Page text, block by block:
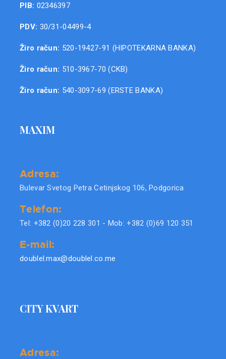
PIB: 02346397
PDV: 30/31-04499-4
Žiro račun: 520-19427-91 (HIPOTEKARNA BANKA)
Žiro račun: 510-3967-70 (CKB)
Žiro račun: 540-3097-69 (ERSTE BANKA)
MAXIM
Adresa:
Bulevar Svetog Petra Cetinjskog 106, Podgorica
Telefon:
Tel: +382 (0)20 228 301 - Mob: +382 (0)69 120 351
E-mail:
doublel.max@doublel.co.me
CITY KVART
Adresa: